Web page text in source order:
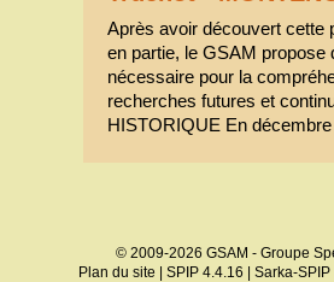
Après avoir découvert cette
en partie, le GSAM propose
nécessaire pour la
recherches futures et
HISTORIQUE En
© 2009-2026 GSAM - Groupe
Plan du site | SPIP 4.4.16 | Sarka-SPIP